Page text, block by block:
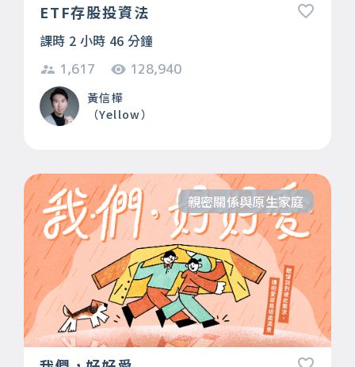
ETF存股投資法
課時 2 小時 46 分鐘
1,617 128,940
黃信樺
（Yellow）
親密關係與原生家庭